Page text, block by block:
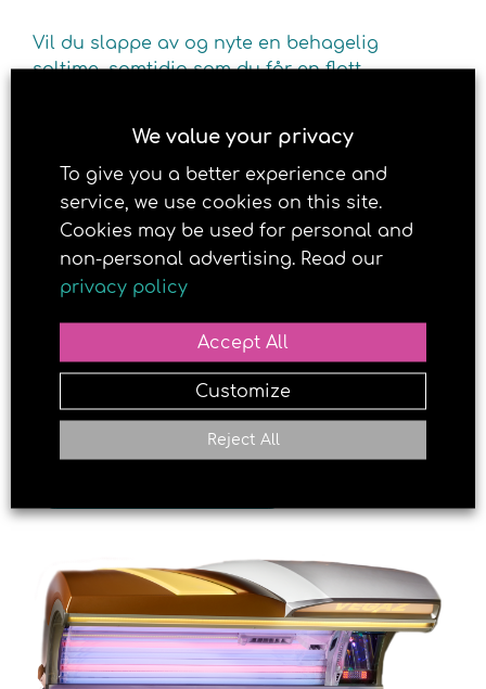
Vil du slappe av og nyte en behagelig
soltime, samtidig som du får en flott
We value your privacy
To give you a better experience and
service, we use cookies on this site.
Cookies may be used for personal and
non-personal advertising. Read our
privacy policy
Accept All
Reject All
Customize